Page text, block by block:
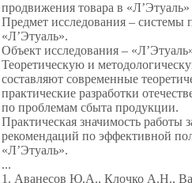
продвижения товара в «Л’Этуаль»
Предмет исследования – системы
«Л’Этуаль».
Объект исследования –
Теоретическую и
составляют современные
практические разработки
по проблемам сбыта продукции.
Практическая значимость работы
рекомендаций по эффективной
«Л’Этуаль».
...
1. Аванесов Ю.А., Клочко А.Н.,